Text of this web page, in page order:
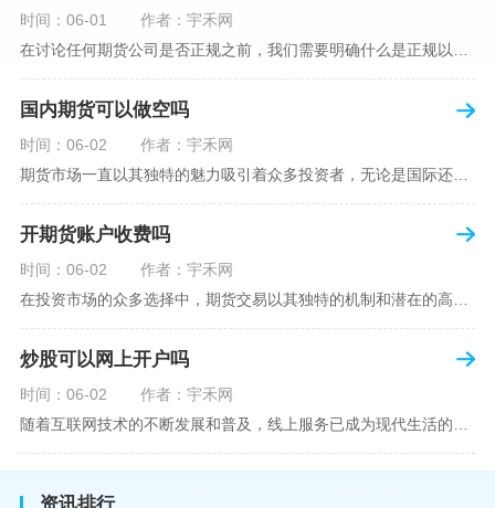
时间：06-01
作者：宇禾网
国内期货可以做空吗
时间：06-02
作者：宇禾网
期货市场一直以其独特的魅力吸引着众多投资者，无论是国际还是国内场景下，其波澜壮阔的市场行情都给予了投资者无限遐想。今天，我们将深入探讨一个特别的问题——"国内期货可以做空吗"？这个问题不仅关乎投资者的策略布局，更涉及到期货市场机制的基本理解。在深入探讨之前，我们首先需要明确几个期货市场的基础概念。期货，是指在标准化合约基础上，双方承诺在未来某一特定时间以约定价格买卖一定数量的商品或金融产品的合约。它允訸投资者通过买入（做多）或卖出（做空）合约来预测未来价格的变动。我们来揭开国
开期货账户收费吗
时间：06-02
作者：宇禾网
炒股可以网上开户吗
时间：06-02
作者：宇禾网